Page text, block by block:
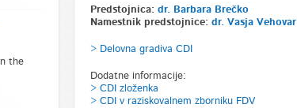
the
Predstojnica:dr. Barbara Brečko
Namestnik predstojnice:dr. Vasja Vehovar
> Delovna gradiva CDI
Dodatne informacije:
> CDI zloženka
> CDI v raziskovalnem zborniku FDV